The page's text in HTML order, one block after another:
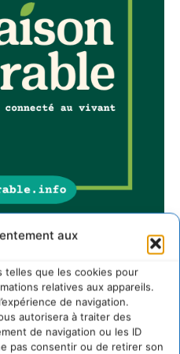
aux
telles que les cookies pour
relatives aux appareils.
de navigation.
autorisera à traiter des
de navigation ou les ID
pas consentir ou de retirer son
sa mémoire
territoire (2020-2026)